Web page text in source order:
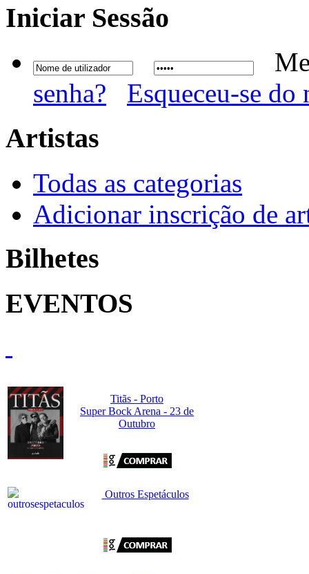
Iniciar Sessão
senha?
Esqueceu-se
Artistas
Todas as categorias
Adicionar inscrição de
Bilhetes
EVENTOS
Titãs - Porto
Super Bock Arena - 23 de
Outubro
Outros Espetáculos